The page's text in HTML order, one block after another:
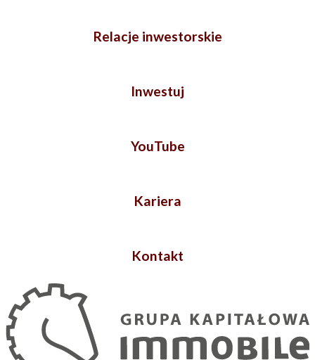
Relacje inwestorskie
Inwestuj
YouTube
Kariera
Kontakt